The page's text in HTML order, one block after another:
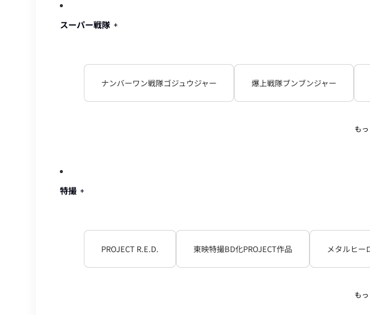
スーパー戦隊
ナンバーワン戦隊ゴジュウジャー 爆上戦隊ブンブンジャー
も
特撮
PROJECT R.E.D. 東映特撮BD化PROJECT作品 メタルヒー
も